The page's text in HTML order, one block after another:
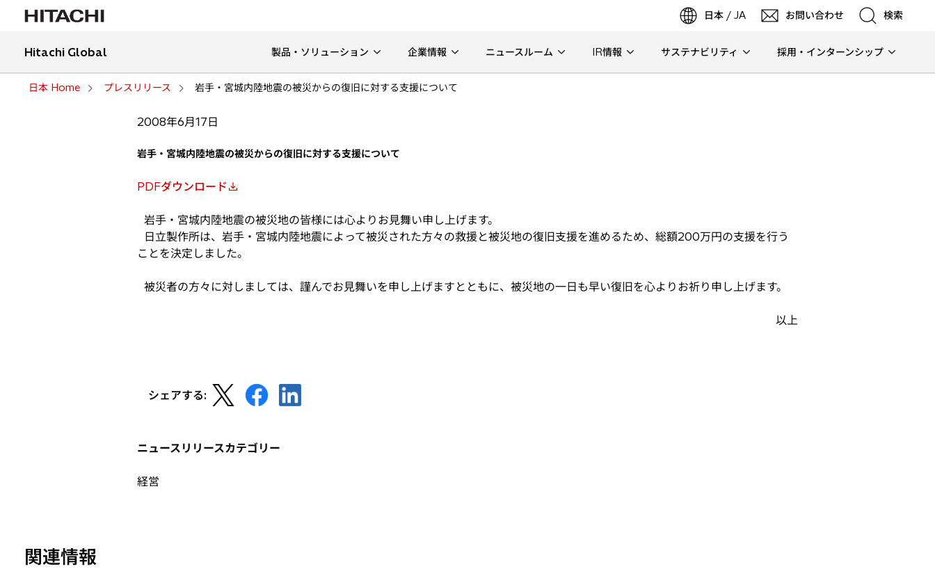
日本 / JA お問い合わせ 検索
検索
Hitachi Global 製品・ソリューション 企業情報 ニュースルーム IR情報 サステナビリティ 採用・インターンシップ
日本 Home プレスリリース 岩手・宮城内陸地震の被災からの復旧に対する支援について
2008年6月17日
岩手・宮城内陸地震の被災からの復旧に対する支援について
PDFダウンロード
新
い
タ
ブ
開
岩手・宮城内陸地震の被災地の皆様には心よりお見舞い申し上げます。
日立製作所は、岩手・宮城内陸地震によって被災された方々の救援と被災地の復旧支援を進めるため、総額200万円の支援を行う
ことを決定しました。
被災者の方々に対しましては、謹んでお見舞いを申し上げますとともに、被災地の一日も早い復旧を心よりお祈り申し上げます。
以上
シェアする:
し
タ
新
し
ニュースリリースカテゴリー
経営
関連情報